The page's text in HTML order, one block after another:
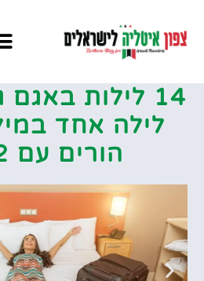
14 לילות
לילה אחד
הורים עם 2 בנות